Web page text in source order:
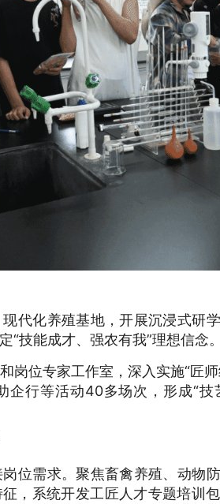
代化养殖基地，开展沉浸式研
技能成才、强农有我”理想信念。
岗位专家工作室，深入实施“匠
企行等活动40多场次，形成“
位需求。聚焦畜禽养殖、动物
，系统开发工匠人才专题培训